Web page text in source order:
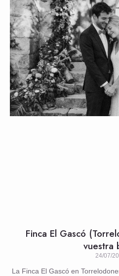
Finca El Gascó
vuestra
24/07/
La Finca El Gascó en